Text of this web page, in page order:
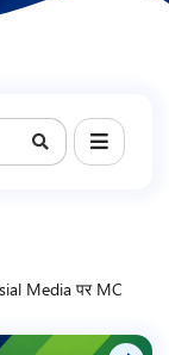
Media पर MC
सेवाओं का पूर्ण
समीक्षा और